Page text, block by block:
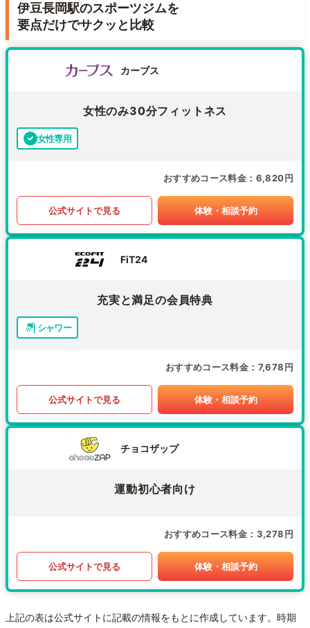
伊豆長岡駅のスポーツジムを
要点だけでサクッと比較
カーブス
女性のみ30分フィットネス
女性専用
おすすめコース料金 6,820円
公式サイトで見る 体験・相談予約
FiT24
充実と満足の会員特典
シャワー
おすすめコース料金 7,678円
公式サイトで見る 体験・相談予約
チョコザップ
運動初心者向け
おすすめコース料金 3,278円
公式サイトで見る 体験・相談予約
上記の表は公式サイトに記載の情報をもとに作成しています。時期